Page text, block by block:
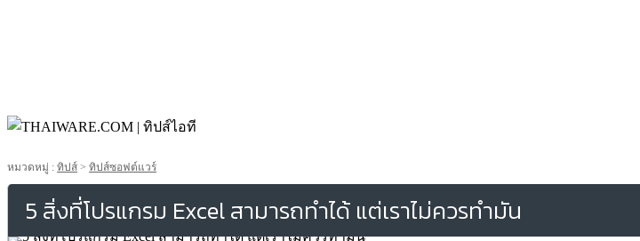
หมวดหมู่ : ทิปส์ > ทิปส์ซอฟต์แวร์
5 สิ่งที่โปรแกรม Excel สามารถทำได้ แต่เราไม่ควรทำมัน